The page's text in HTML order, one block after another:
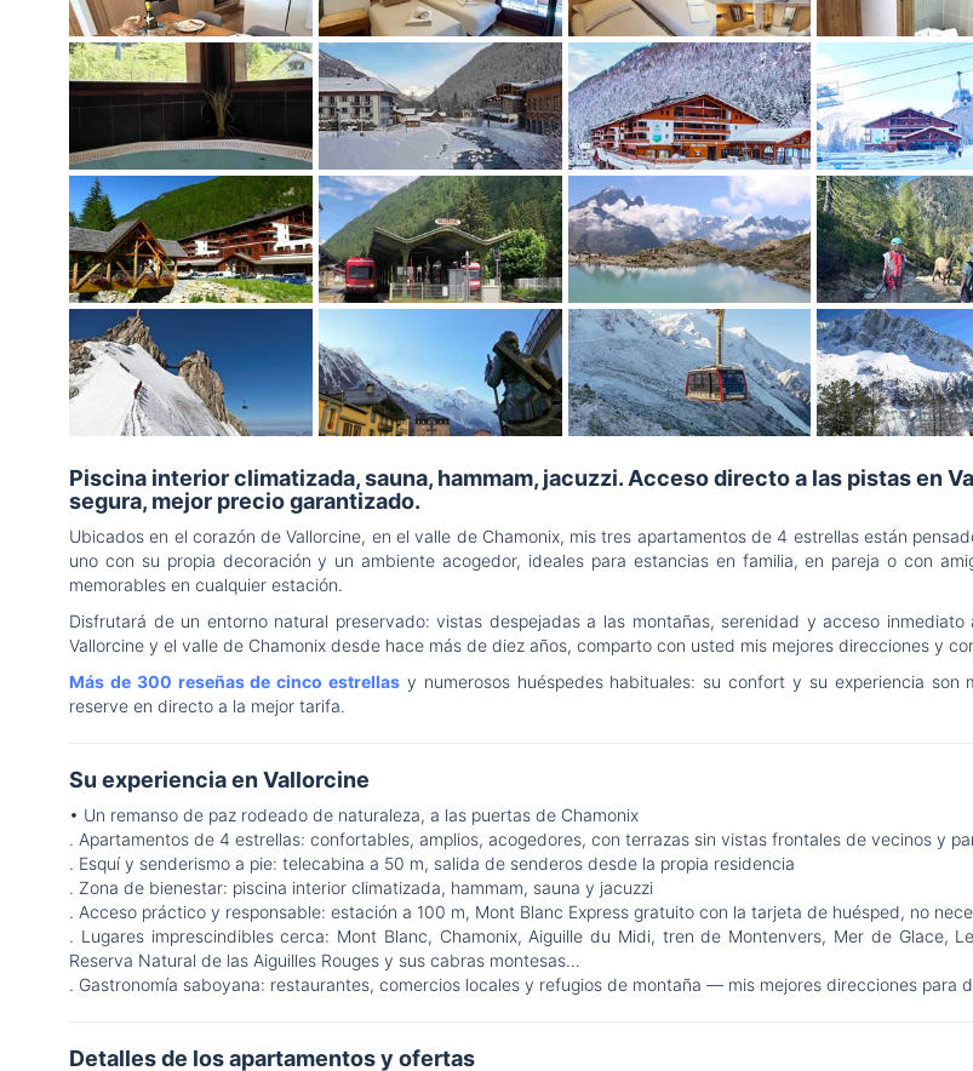
Piscina interior climatizada, sauna, hammam, jacuzzi. Acceso directo a las pistas en
segura, mejor precio garantizado.
Ubicados en el corazón de Vallorcine, en el valle de Chamonix, mis tres apartamentos de 4 estrellas están
uno con su propia decoración y un ambiente acogedor, ideales para estancias en familia, en pareja o con
memorables en cualquier estación.
Disfrutará de un entorno natural preservado: vistas despejadas a las montañas, serenidad y acceso
Vallorcine y el valle de Chamonix desde hace más de diez años, comparto con usted mis mejores direcciones y
Más de 300 reseñas de cinco estrellas y numerosos huéspedes habituales: su confort y su experiencia
reserve en directo a la mejor tarifa.
Su experiencia en Vallorcine
• Un remanso de paz rodeado de naturaleza, a las puertas de Chamonix
. Apartamentos de 4 estrellas: confortables, amplios, acogedores, con terrazas sin vistas frontales de vecinos y
. Esquí y senderismo a pie: telecabina a 50 m, salida de senderos desde la propia residencia
. Zona de bienestar: piscina interior climatizada, hammam, sauna y jacuzzi
. Acceso práctico y responsable: estación a 100 m, Mont Blanc Express gratuito con la tarjeta de huésped, no
. Lugares imprescindibles cerca: Mont Blanc, Chamonix, Aiguille du Midi, tren de Montenvers, Mer de Glace,
Reserva Natural de las Aiguilles Rouges y sus cabras montesas…
. Gastronomía saboyana: restaurantes, comercios locales y refugios de montaña — mis mejores direcciones para
Detalles de los apartamentos y ofertas